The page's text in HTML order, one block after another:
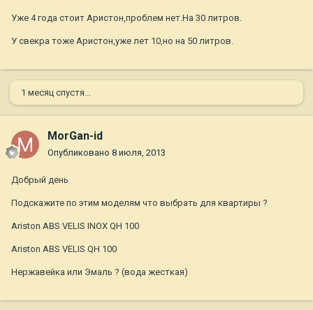
Уже 4 года стоит Аристон,проблем нет.На 30 литров.
У свекра тоже Аристон,уже лет 10,но на 50 литров.
1 месяц спустя...
MorGan-id
Опубликовано 8 июля, 2013
Добрый день
Подскажите по этим моделям что выбрать для квартиры ?
Ariston ABS VELIS INOX QH 100
Ariston ABS VELIS QH 100
Нержавейка или Эмаль ? (вода жесткая)